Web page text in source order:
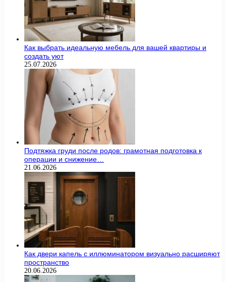
Как выбрать идеальную мебель для вашей квартиры и
создать уют
25.07.2026
Подтяжка груди после родов: грамотная подготовка к
операции и снижение…
21.06.2026
Как двери капель с иллюминатором визуально расширяют
пространство
20.06.2026